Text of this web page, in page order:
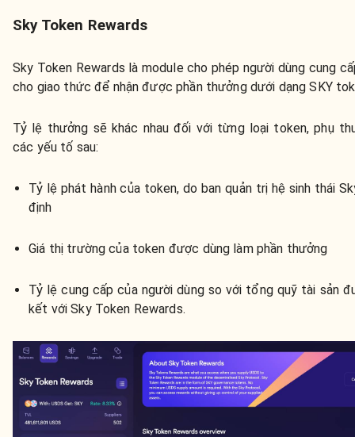
Sky Token Rewards
Sky Token Rewards là module cho phép người dùng cung
cho giao thức để nhận được phần thưởng dưới dạng SKY
Tỷ lệ thưởng sẽ khác nhau đối với từng loại token, phụ
các yếu tố sau:
Tỷ lệ phát hành của token, do ban quản trị hệ sinh thái
định
Giá thị trường của token được dùng làm phần thưởng
Tỷ lệ cung cấp của người dùng so với tổng quỹ tài sản
kết với Sky Token Rewards.